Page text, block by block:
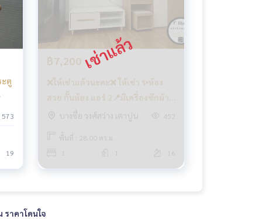
573
19
฿7,200
❌ให้เช่าแล้วนะคะ❌ ให้เช่า ✨ห้อง
สวย กั้นห้อง แอร์ 2📍มีเครื่องซักผ้า
#รีเจ้นท์โฮมบางซ่อน27 ❤️ค่าเช่า
บางซื่อ วงศ์สว่าง เตาปูน 452
พื้นที่ : 28.00 ตร.ม.
16
ราคาโดนใจ